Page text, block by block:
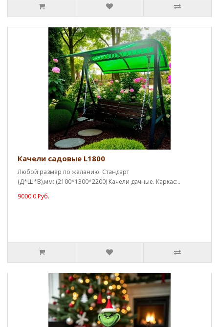
Качели садовые L1800
Любой размер по желанию. Стандарт
(Д*Ш*В),мм: (2100*1300*2200) Качели дачные. Каркас:..
9000.0 Руб.